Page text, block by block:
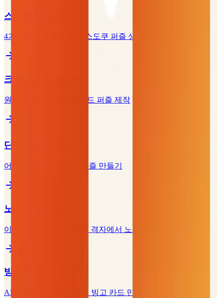
스도쿠 생성기
4가지 난이도의 인쇄용 스도쿠 퍼즐 생성
크로스워드 메이커
원하는 단어로 크로스워드 퍼즐 제작
단어찾기 메이커
어떤 주제든 단어찾기 퍼즐 만들기
노노그램 메이커
이미지 또는 손으로 그린 격자에서 노노그램 퍼즐 생성
빙고 카드 메이커
AI 단어 목록으로 나만의 빙고 카드 만들기